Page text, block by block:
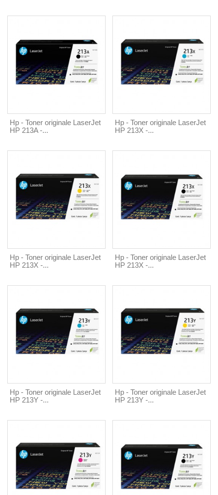
Hp - Toner originale LaserJet
HP 213A -...
Hp - Toner originale LaserJet
HP 213X -...
Hp - Toner originale LaserJet
HP 213X -...
Hp - Toner originale LaserJet
HP 213X -...
Hp - Toner originale LaserJet
HP 213Y -...
Hp - Toner originale LaserJet
HP 213Y -...